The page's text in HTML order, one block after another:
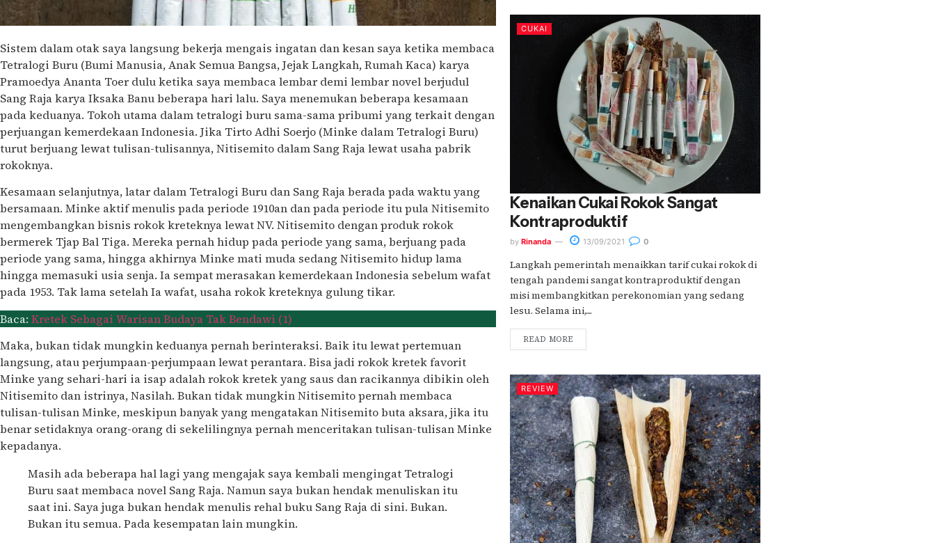
Sistem dalam otak saya langsung bekerja mengais ingatan dan kesan saya ketika membaca
Tetralogi Buru (Bumi Manusia, Anak Semua Bangsa, Jejak Langkah, Rumah Kaca) karya
Pramoedya Ananta Toer dulu ketika saya membaca lembar demi lembar novel berjudul
Sang Raja karya Iksaka Banu beberapa hari lalu. Saya menemukan beberapa kesamaan
pada keduanya. Tokoh utama dalam tetralogi buru sama-sama pribumi yang terkait dengan
perjuangan kemerdekaan Indonesia. Jika Tirto Adhi Soerjo (Minke dalam Tetralogi Buru)
turut berjuang lewat tulisan-tulisannya, Nitisemito dalam Sang Raja lewat usaha pabrik
rokoknya.
Kesamaan selanjutnya, latar dalam Tetralogi Buru dan Sang Raja berada pada waktu yang
bersamaan. Minke aktif menulis pada periode 1910an dan pada periode itu pula Nitisemito
mengembangkan bisnis rokok kreteknya lewat NV. Nitisemito dengan produk rokok
bermerek Tjap Bal Tiga. Mereka pernah hidup pada periode yang sama, berjuang pada
periode yang sama, hingga akhirnya Minke mati muda sedang Nitisemito hidup lama
hingga memasuki usia senja. Ia sempat merasakan kemerdekaan Indonesia sebelum wafat
pada 1953. Tak lama setelah Ia wafat, usaha rokok kreteknya gulung tikar.
Baca: Kretek Sebagai Warisan Budaya Tak Bendawi (1)
Maka, bukan tidak mungkin keduanya pernah berinteraksi. Baik itu lewat pertemuan
langsung, atau perjumpaan-perjumpaan lewat perantara. Bisa jadi rokok kretek favorit
Minke yang sehari-hari ia isap adalah rokok kretek yang saus dan racikannya dibikin oleh
Nitisemito dan istrinya, Nasilah. Bukan tidak mungkin Nitisemito pernah membaca
tulisan-tulisan Minke, meskipun banyak yang mengatakan Nitisemito buta aksara, jika itu
benar setidaknya orang-orang di sekelilingnya pernah menceritakan tulisan-tulisan Minke
kepadanya.
Masih ada beberapa hal lagi yang mengajak saya kembali mengingat Tetralogi
Buru saat membaca novel Sang Raja. Namun saya bukan hendak menuliskan itu
saat ini. Saya juga bukan hendak menulis rehal buku Sang Raja di sini. Bukan.
Bukan itu semua. Pada kesempatan lain mungkin.
CUKAI
Kenaikan Cukai Rokok Sangat
Kontraproduktif
by Rinanda 13/09/2021 0
Langkah pemerintah menaikkan tarif cukai rokok di
tengah pandemi sangat kontraproduktif dengan
misi membangkitkan perekonomian yang sedang
lesu. Selama ini,....
READ MORE
REVIEW